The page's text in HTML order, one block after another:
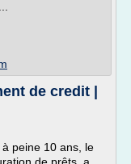
de credit |
peine 10 ans, le